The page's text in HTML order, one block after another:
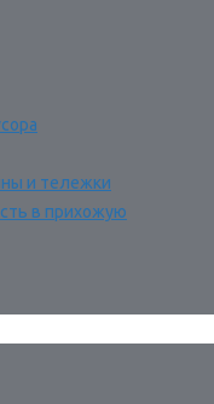
и тележки
в прихожую